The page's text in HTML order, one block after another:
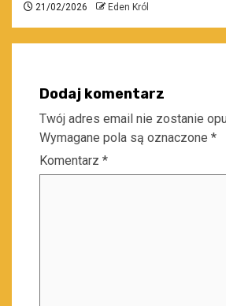
21/02/2026 Eden Król
Dodaj komentarz
Twój adres email nie zostanie
Wymagane pola są oznaczone *
Komentarz *